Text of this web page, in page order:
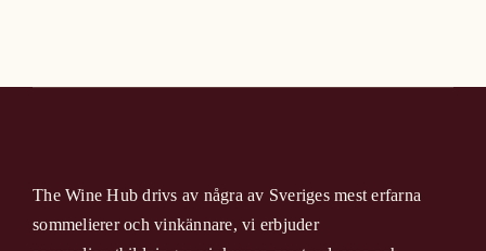
The Wine Hub drivs av några av Sveriges mest erfarna
sommelierer och vinkännare, vi erbjuder